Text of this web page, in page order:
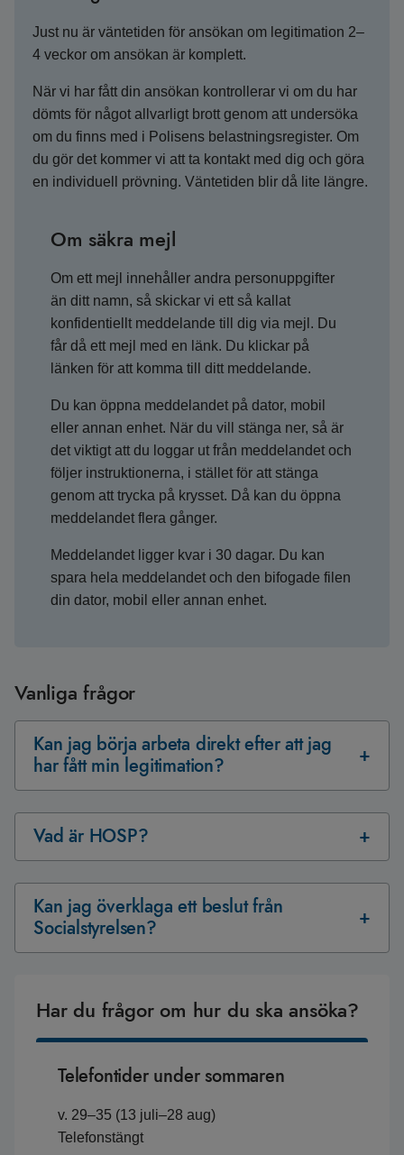
Just nu är väntetiden för ansökan om legitimation 2–
4 veckor om ansökan är komplett.
När vi har fått din ansökan kontrollerar vi om du har
dömts för något allvarligt brott genom att undersöka
om du finns med i Polisens belastningsregister. Om
du gör det kommer vi att ta kontakt med dig och göra
en individuell prövning. Väntetiden blir då lite längre.
Om säkra mejl
Om ett mejl innehåller andra personuppgifter
än ditt namn, så skickar vi ett så kallat
konfidentiellt meddelande till dig via mejl. Du
får då ett mejl med en länk. Du klickar på
länken för att komma till ditt meddelande.
Du kan öppna meddelandet på dator, mobil
eller annan enhet. När du vill stänga ner, så är
det viktigt att du loggar ut från meddelandet och
följer instruktionerna, i stället för att stänga
genom att trycka på krysset. Då kan du öppna
meddelandet flera gånger.
Meddelandet ligger kvar i 30 dagar. Du kan
spara hela meddelandet och den bifogade filen
din dator, mobil eller annan enhet.
Vanliga frågor
Kan jag börja arbeta direkt efter att jag
har fått min legitimation?
Vad är HOSP?
Kan jag överklaga ett beslut från
Socialstyrelsen?
Har du frågor om hur du ska ansöka?
Telefontider under sommaren
v. 29–35 (13 juli–28 aug)
Telefonstängt